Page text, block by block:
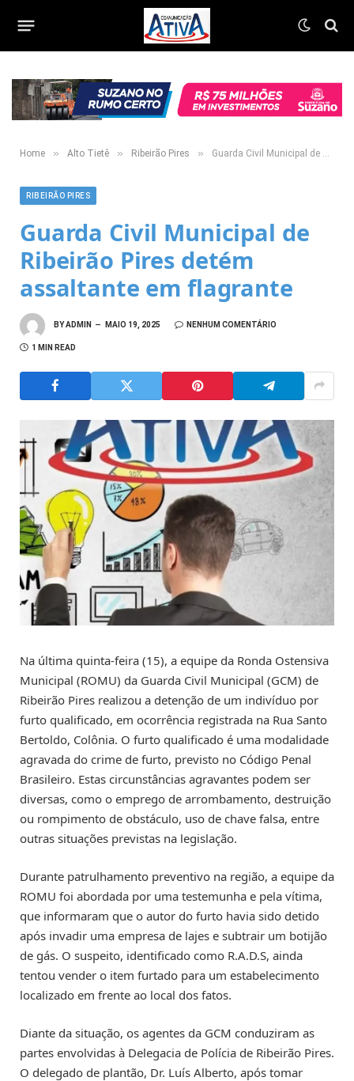
Home » Alto Tietê » Ribeirão Pires » Guarda Civil Municipal de Ribeirão Pires detém assaltante em flagrante
RIBEIRÃO PIRES
Guarda Civil Municipal de
Ribeirão Pires detém
assaltante em flagrante
BYADMIN MAIO 19, 2025 NENHUM COMENTÁRIO
1 MIN READ
Na última quinta-feira (15), a equipe da Ronda Ostensiva
Municipal (ROMU) da Guarda Civil Municipal (GCM) de
Ribeirão Pires realizou a detenção de um indivíduo por
furto qualificado, em ocorrência registrada na Rua Santo
Bertoldo, Colônia. O furto qualificado é uma modalidade
agravada do crime de furto, previsto no Código Penal
Brasileiro. Estas circunstâncias agravantes podem ser
diversas, como o emprego de arrombamento, destruição
ou rompimento de obstáculo, uso de chave falsa, entre
outras situações previstas na legislação.
Durante patrulhamento preventivo na região, a equipe da
ROMU foi abordada por uma testemunha e pela vítima,
que informaram que o autor do furto havia sido detido
após invadir uma empresa de lajes e subtrair um botijão
de gás. O suspeito, identificado como R.A.D.S, ainda
tentou vender o item furtado para um estabelecimento
localizado em frente ao local dos fatos.
Diante da situação, os agentes da GCM conduziram as
partes envolvidas à Delegacia de Polícia de Ribeirão Pires.
O delegado de plantão, Dr. Luís Alberto, após tomar